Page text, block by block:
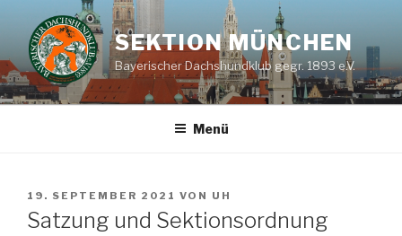
Inhalt
springen
SEKTION MÜNCHEN
Bayerischer Dachshundklub gegr. 1893 e.V.
Menü
VERÖFFENTLICHT
AM
19. SEPTEMBER 2021 VON UH
Satzung und Sektionsordnung